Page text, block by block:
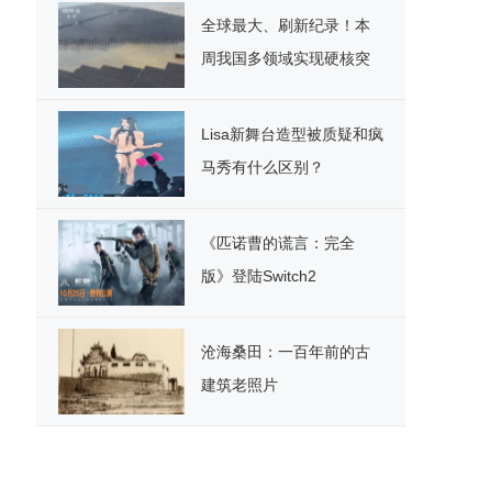
全球最大、刷新纪录！本
周我国多领域实现硬核突
Lisa新舞台造型被质疑和疯
马秀有什么区别？
《匹诺曹的谎言：完全
版》登陆Switch2
沧海桑田：一百年前的古
建筑老照片